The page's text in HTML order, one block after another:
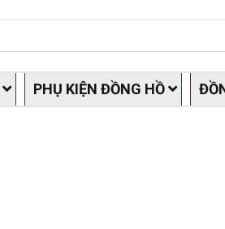
PHỤ KIỆN ĐỒNG HỒ